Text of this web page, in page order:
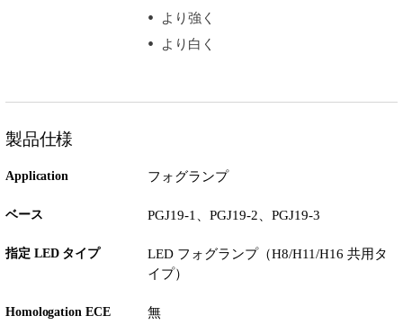
より強く
より白く
製品仕様
Application フォグランプ
ベース PGJ19-1、PGJ19-2、PGJ19-3
指定 LED タイプ
LED フォグランプ（H8/H11/H16 共用タ
イプ）
Homologation ECE 無